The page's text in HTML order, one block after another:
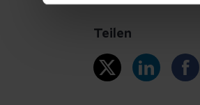
Teilen